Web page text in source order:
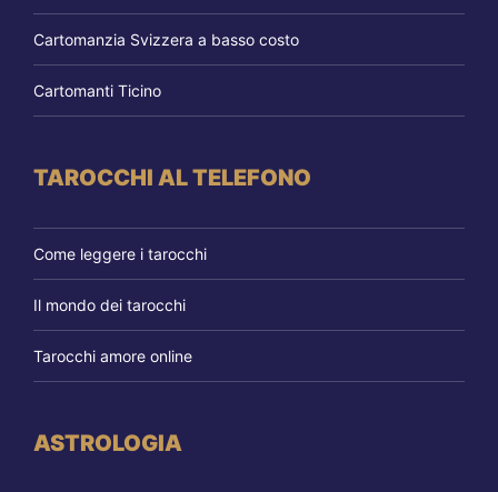
Cartomanzia Svizzera a basso costo
Cartomanti Ticino
TAROCCHI AL TELEFONO
Come leggere i tarocchi
Il mondo dei tarocchi
Tarocchi amore online
ASTROLOGIA